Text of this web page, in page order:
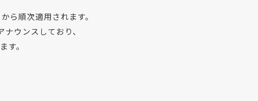
ら順次適用されます。
ウンスしており、
。